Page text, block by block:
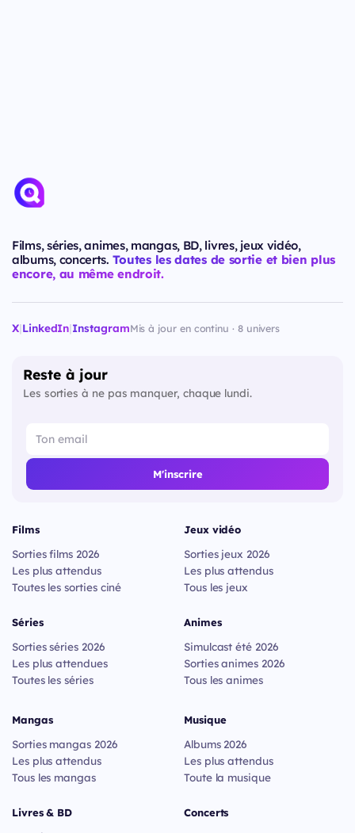
Films, séries, animes, mangas, BD, livres, jeux vidéo,
albums, concerts. Toutes les dates de sortie et bien plus
encore, au même endroit.
X|LinkedIn|InstagramMis à jour en continu · 8 univers
Reste à jour
Les sorties à ne pas manquer, chaque lundi.
M'inscrire
Films
Sorties films 2026
Les plus attendus
Toutes les sorties ciné
Séries
Sorties séries 2026
Les plus attendues
Toutes les séries
Jeux vidéo
Sorties jeux 2026
Les plus attendus
Tous les jeux
Animes
Simulcast été 2026
Sorties animes 2026
Tous les animes
Mangas
Sorties mangas 2026
Les plus attendus
Tous les mangas
Livres & BD
Musique
Albums 2026
Les plus attendus
Toute la musique
Concerts